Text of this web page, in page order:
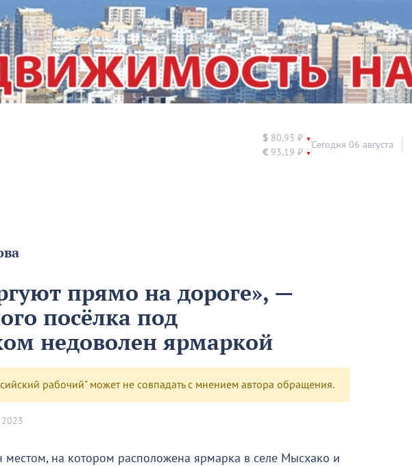
$ 80,93 ₽ ▼
€ 93,19 ₽ ▼
Сегодня 06 августа
прямо на дороге», —
посёлка под
недоволен ярмаркой
рабочий" может не совпадать с мнением автора обращения.
на котором расположена ярмарка в селе Мысхако и